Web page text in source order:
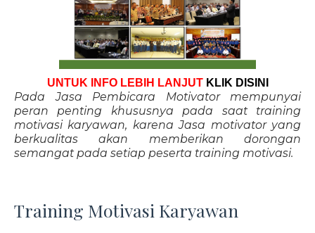
UNTUK INFO LEBIH LANJUT KLIK DISINI
Pada Jasa Pembicara Motivator mempunyai
peran penting khususnya pada saat training
motivasi karyawan, karena Jasa motivator yang
berkualitas akan memberikan dorongan
semangat pada setiap peserta training motivasi.
Training Motivasi Karyawan